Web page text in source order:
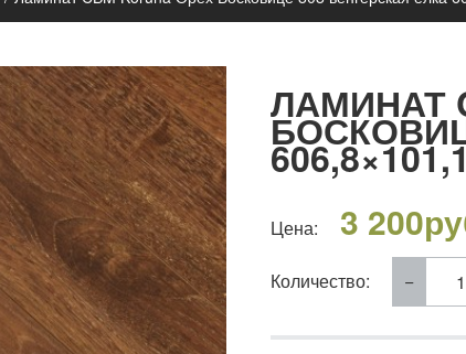
ЛАМИНАТ
Цена: 3 200
Количество: